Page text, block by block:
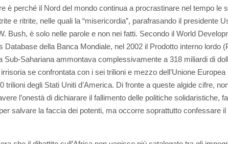
è perché il Nord del mondo continua a procrastinare nel tempo le
e ritrite, nelle quali la “misericordia”, parafrasando il presidente
Bush, è solo nelle parole e non nei fatti. Secondo il World
Database della Banca Mondiale, nel 2002 il Prodotto interno lordo
Sub-Sahariana ammontava complessivamente a 318 miliardi di
se confrontata con i sei trilioni e mezzo dell’Unione Europea
trilioni degli Stati Uniti d’America. Di fronte a queste algide cifre,
l’onestà di dichiarare il fallimento delle politiche solidaristiche,
salvare la faccia dei potenti, ma occorre soprattutto confessare il